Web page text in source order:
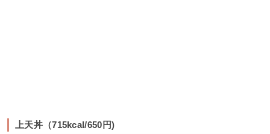
上天丼（715kcal/650円)